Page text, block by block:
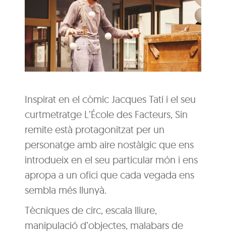
Inspirat en el còmic Jacques Tati i el seu
curtmetratge L’École des Facteurs, Sin
remite està protagonitzat per un
personatge amb aire nostàlgic que ens
introdueix en el seu particular món i ens
apropa a un ofici que cada vegada ens
sembla més llunyà.
Tècniques de circ, escala lliure,
manipulació d’objectes, malabars de